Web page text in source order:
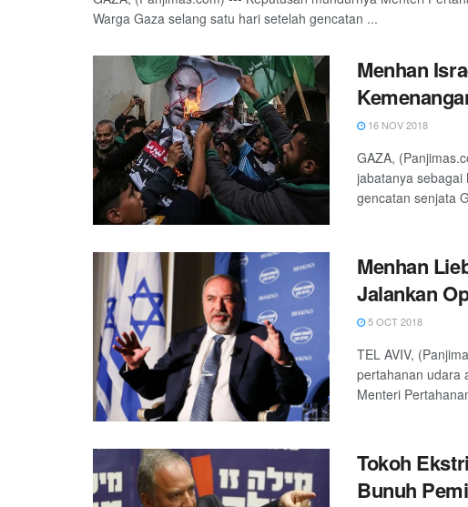
Warga Gaza selang satu hari setelah gencatan ...
Menhan
16 NOV 2018
GAZA,
jabatanya sebagai
gencatan senjata
Menhan
Jalankan
5 OCT 2018
TEL AVIV,
pertahanan udara
Menteri
Tokoh
Bunuh